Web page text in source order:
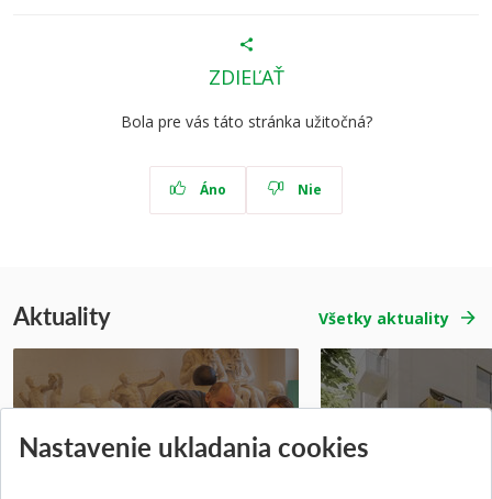
ZDIEĽAŤ
Bola pre vás táto stránka užitočná?
Áno Nie
Aktuality Všetky aktuality
Nastavenie ukladania cookies